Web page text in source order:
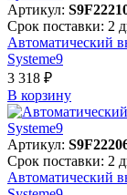
Артикул:
Срок поставки: 2
Автоматический
Systeme9
3 318 ₽
В корзинy
Артикул:
Срок поставки: 2
Автоматический